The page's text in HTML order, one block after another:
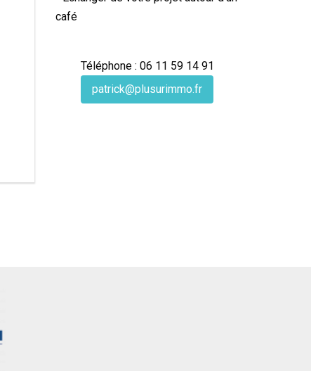
café
Téléphone : 06 11 59 14 91
patrick@plusurimmo.fr